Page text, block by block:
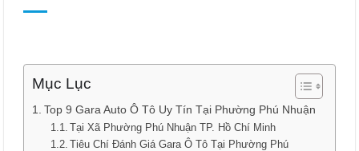
Mục Lục
Top 9 Gara Auto Ô Tô Uy Tín Tại Phường Phú Nhuận
Tại Xã Phường Phú Nhuận TP. Hồ Chí Minh
Tiêu Chí Đánh Giá Gara Ô Tô Tại Phường Phú